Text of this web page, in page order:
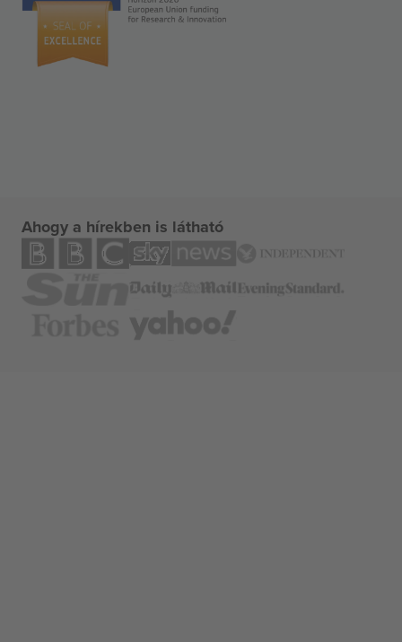
Ahogy a hírekben is látható